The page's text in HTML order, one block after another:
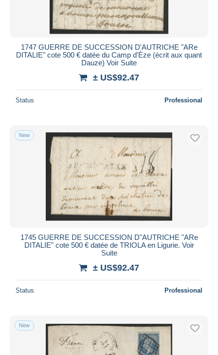
MasterCard
Bancontact
iDeal
Maestro
Submit
1747 GUERRE DE SUCCESSION D'AUTRICHE "ARe
DITALIE" cote 500 € datée du Camp d'Èze (écrit aux quant
Dauze) Voir Suite
± US$92.47
Status Professional
New
1745 GUERRE DE SUCCESSION D"AUTRICHE "ARe
DITALIE" cote 500 € datée de TRIOLA en Ligurie. Voir
Suite
± US$92.47
Status Professional
New